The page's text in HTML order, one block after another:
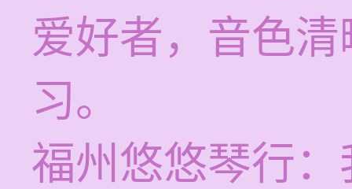
爱好者，音色
习。
福州悠悠琴行